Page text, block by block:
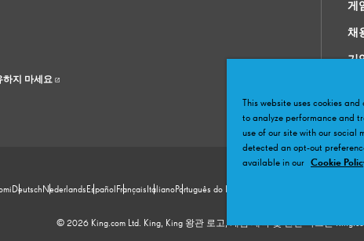
하지 마세요
게
채
기
커
Deutsch Nederlands Español Français ItalianoPortuguês do Brasil
© 2026 King.com Ltd. King, King 왕관 로고, 게임 제목 및 관련 마크는
This website uses cookies
to analyze performance and
use of our site with our social
detected an opt-out
available in our
Cookie